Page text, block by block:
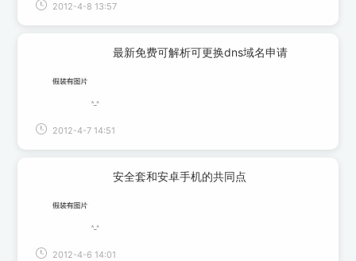
2012-4-8 13:57
最新免费可解析可更换dns域名申请
2012-4-7 14:51
安全套和安卓手机的共同点
2012-4-6 14:01